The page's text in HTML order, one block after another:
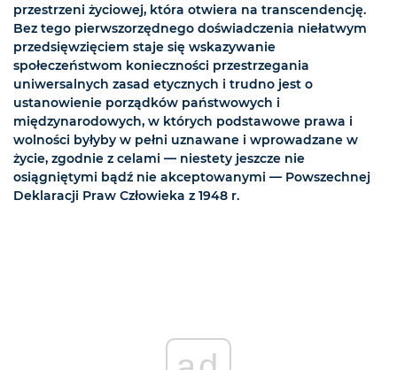
przestrzeni życiowej, która otwiera na transcendencję.
Bez tego pierwszorzędnego doświadczenia niełatwym
przedsięwzięciem staje się wskazywanie
społeczeństwom konieczności przestrzegania
uniwersalnych zasad etycznych i trudno jest o
ustanowienie porządków państwowych i
międzynarodowych, w których podstawowe prawa i
wolności byłyby w pełni uznawane i wprowadzane w
życie, zgodnie z celami — niestety jeszcze nie
osiągniętymi bądź nie akceptowanymi — Powszechnej
Deklaracji Praw Człowieka z 1948 r.